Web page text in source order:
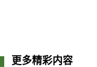
更多精彩内容